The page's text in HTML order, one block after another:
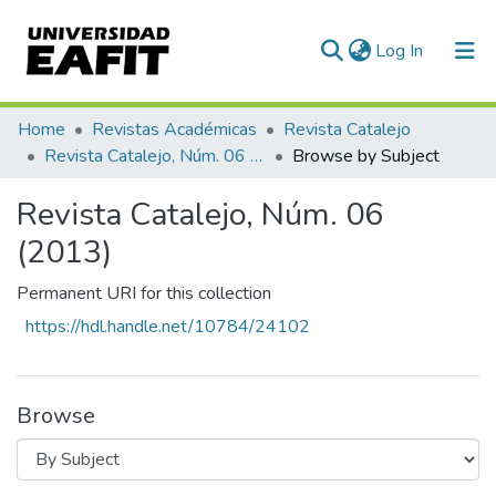
Log In (current)
Communities & Collections
All of DSpace
Home Revistas Académicas
Revista Catalejo
Revista Catalejo, Núm. 06 (2013)
Browse by Subject
Revista Catalejo, Núm. 06
(2013)
Permanent URI for this collection
https://hdl.handle.net/10784/24102
Browse